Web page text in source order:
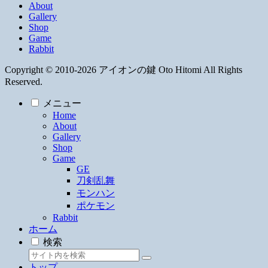
About
Gallery
Shop
Game
Rabbit
Copyright © 2010-2026 アイオンの鍵 Oto Hitomi All Rights
Reserved.
メニュー
Home
About
Gallery
Shop
Game
GE
刀剣乱舞
モンハン
ポケモン
Rabbit
ホーム
検索